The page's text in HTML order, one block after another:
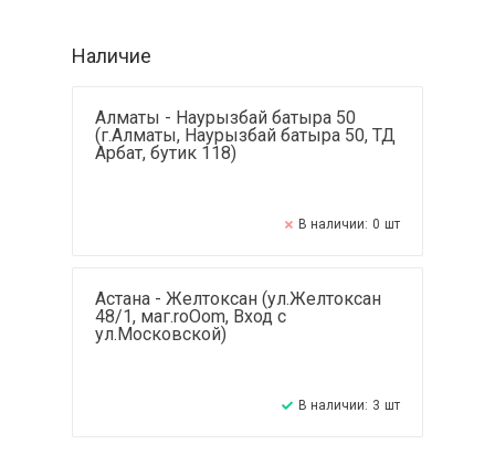
Наличие
Алматы - Наурызбай батыра 50
(г.Алматы, Наурызбай батыра 50, ТД
Арбат, бутик 118)
В наличии: 0 шт
Астана - Желтоксан (ул.Желтоксан
48/1, маг.roOom, Вход с
ул.Московской)
В наличии: 3 шт